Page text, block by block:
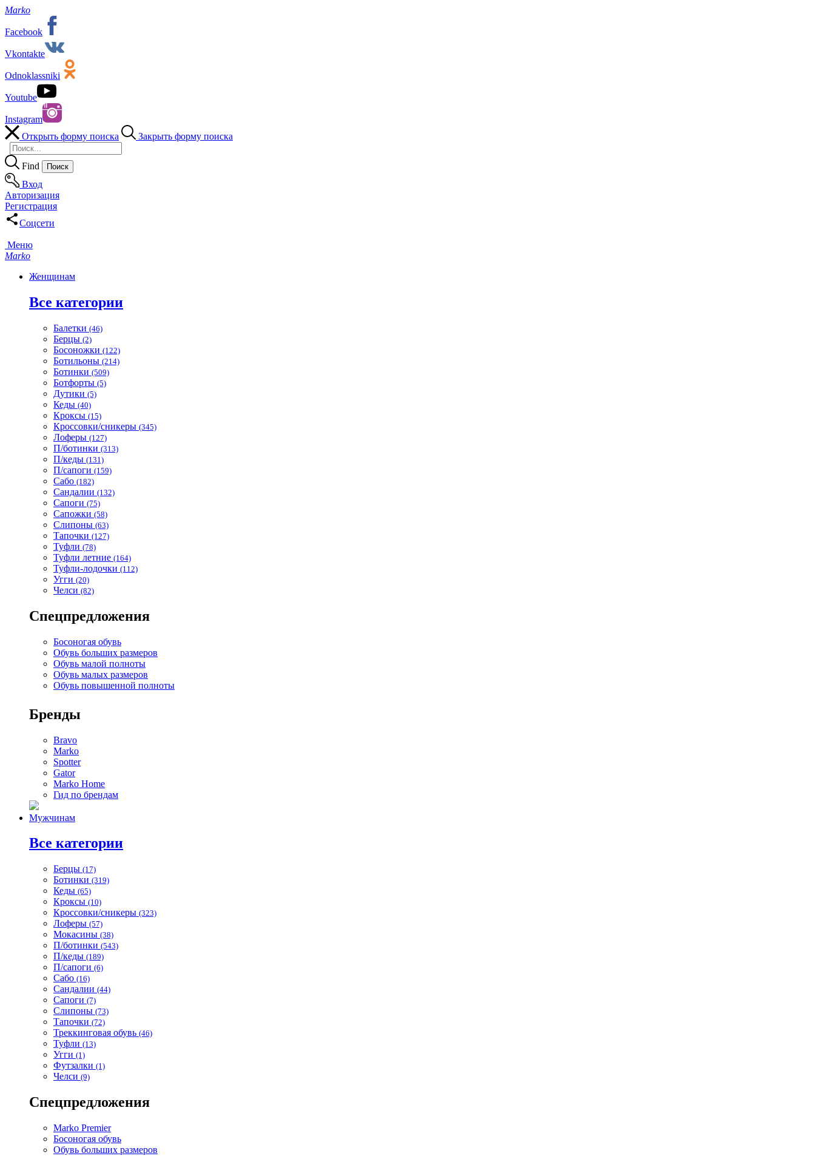
Marko
Facebook
Vkontakte
Odnoklassniki
Youtube
Instagram
Открыть форму поиска
Закрыть форму поиска
Find
Вход
Авторизация
Регистрация
Соцсети
Меню
Marko
Женщинам
Все категории
Балетки (46)
Берцы (2)
Босоножки (122)
Ботильоны (214)
Ботинки (509)
Ботфорты (5)
Дутики (5)
Кеды (40)
Кроксы (15)
Кроссовки/сникеры (345)
Лоферы (127)
П/ботинки (313)
П/кеды (131)
П/сапоги (159)
Сабо (182)
Сандалии (132)
Сапоги (75)
Сапожки (58)
Слипоны (63)
Тапочки (127)
Туфли (78)
Туфли летние (164)
Туфли-лодочки (112)
Угги (20)
Челси (82)
Спецпредложения
Босоногая обувь
Обувь больших размеров
Обувь малой полноты
Обувь малых размеров
Обувь повышенной полноты
Бренды
Bravo
Marko
Spotter
Gator
Marko Home
Гид по брендам
Мужчинам
Все категории
Берцы (17)
Ботинки (319)
Кеды (65)
Кроксы (10)
Кроссовки/сникеры (323)
Лоферы (57)
Мокасины (38)
П/ботинки (543)
П/кеды (189)
П/сапоги (6)
Сабо (16)
Сандалии (44)
Сапоги (7)
Слипоны (73)
Тапочки (72)
Треккинговая обувь (46)
Туфли (13)
Угги (1)
Футзалки (1)
Челси (9)
Спецпредложения
Marko Premier
Босоногая обувь
Обувь больших размеров